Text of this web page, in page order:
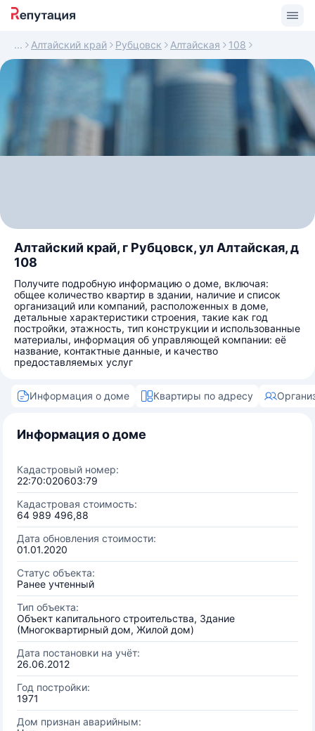
Алтайский край Рубцовск Алтайская 108
Алтайский край, г Рубцовск, ул Алтайская, д
108
Получите подробную информацию о доме, включая:
общее количество квартир в здании, наличие и список
организаций или компаний, расположенных в доме,
детальные характеристики строения, такие как год
постройки, этажность, тип конструкции и использованные
материалы, информация об управляющей компании: её
название, контактные данные, и качество
предоставляемых услуг
Информация о доме Квартиры по адресу
Информация о доме
Кадастровый номер:
22:70:020603:79
Кадастровая стоимость:
64 989 496,88
Дата обновления стоимости:
01.01.2020
Статус объекта:
Ранее учтенный
Тип объекта:
Объект капитального строительства, Здание
(Многоквартирный дом, Жилой дом)
Дата постановки на учёт:
26.06.2012
Год постройки:
1971
Дом признан аварийным: